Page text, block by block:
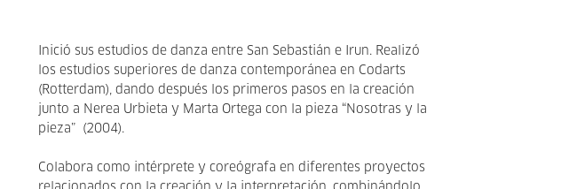
Inició sus estudios de danza entre San Sebastián e Irun. Realizó
los estudios superiores de danza contemporánea en Codarts
(Rotterdam), dando después los primeros pasos en la creación
junto a Nerea Urbieta y Marta Ortega con la pieza “Nosotras y la
pieza” (2004).
Colabora como intérprete y coreógrafa en diferentes proyectos